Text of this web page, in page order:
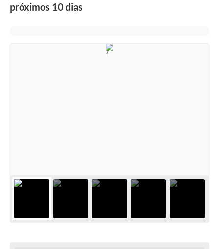
próximos 10 dias